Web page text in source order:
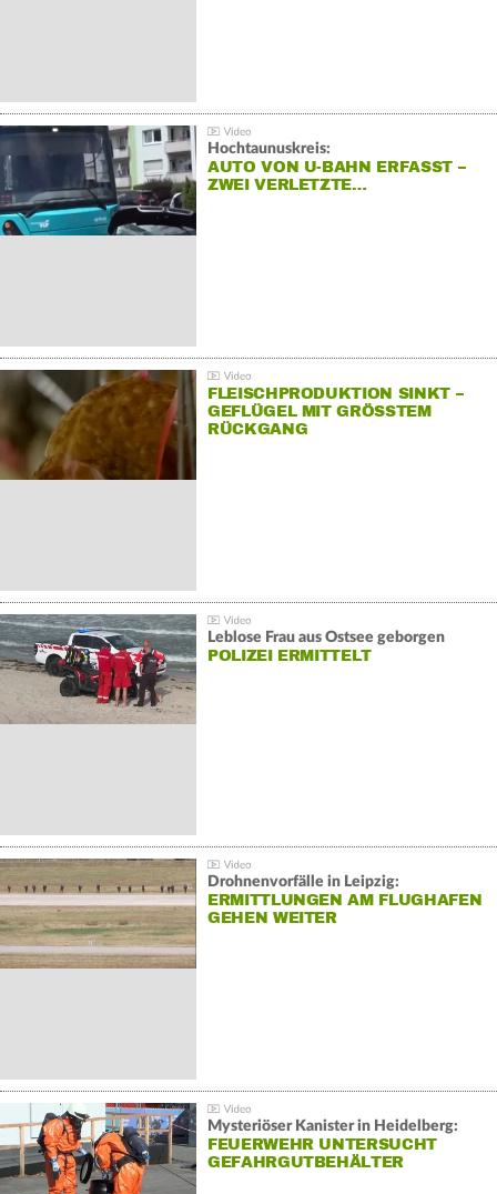
Hochtaunuskreis:
AUTO VON U-BAHN ERFASST –
ZWEI VERLETZTE…
FLEISCHPRODUKTION SINKT –
GEFLÜGEL MIT GRÖSSTEM R
ÜCKGANG
Leblose Frau aus Ostsee geborgen
POLIZEI ERMITTELT
Drohnenvorfälle in Leipzig:
ERMITTLUNGEN AM FLUGHAFEN
GEHEN WEITER
Mysteriöser Kanister in Heidelberg:
FEUERWEHR UNTERSUCHT
GEFAHRGUTBEHÄLTER